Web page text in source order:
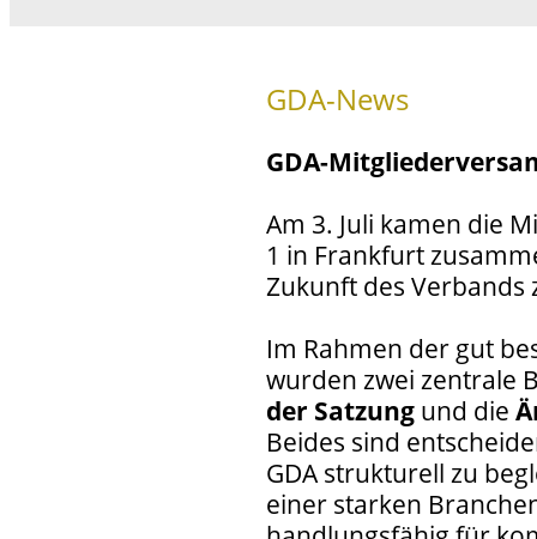
GDA-News
GDA-
Am 3. Juli kamen die
1 in Frankfurt
Zukunft des Verbands
Im Rahmen der gut
wurden zwei zentrale
der Satzung und die
Beides sind
GDA strukturell zu
einer starken